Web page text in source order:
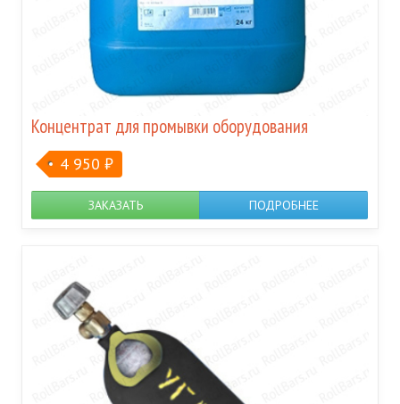
Концентрат для промывки оборудования
4 950 ₽
ЗАКАЗАТЬ ПОДРОБНЕЕ